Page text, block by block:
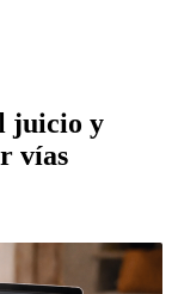
juicio y
vías